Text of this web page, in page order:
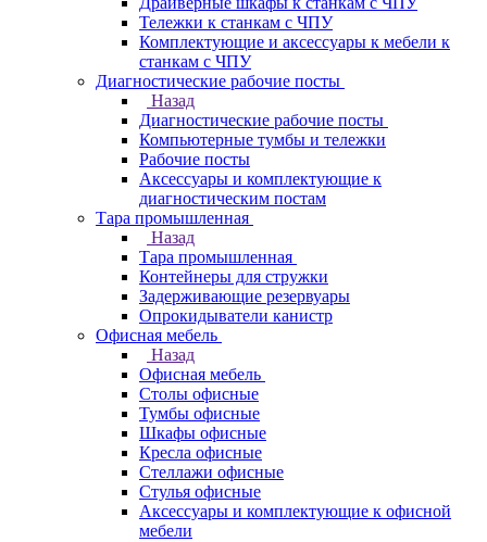
Тележки к станкам с ЧПУ
Комплектующие и аксессуары к мебели к
станкам с ЧПУ
Диагностические рабочие посты
Назад
Диагностические рабочие посты
Компьютерные тумбы и тележки
Рабочие посты
Аксессуары и комплектующие к
диагностическим постам
Тара промышленная
Назад
Тара промышленная
Контейнеры для стружки
Задерживающие резервуары
Опрокидыватели канистр
Офисная мебель
Назад
Офисная мебель
Столы офисные
Тумбы офисные
Шкафы офисные
Кресла офисные
Стеллажи офисные
Стулья офисные
Аксессуары и комплектующие к офисной
мебели